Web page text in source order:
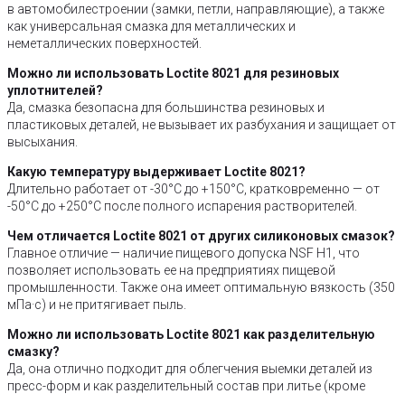
в автомобилестроении (замки, петли, направляющие), а также
как универсальная смазка для металлических и
неметаллических поверхностей.
Можно ли использовать Loctite 8021 для резиновых
уплотнителей?
Да, смазка безопасна для большинства резиновых и
пластиковых деталей, не вызывает их разбухания и защищает от
высыхания.
Какую температуру выдерживает Loctite 8021?
Длительно работает от -30°C до +150°C, кратковременно — от
-50°C до +250°C после полного испарения растворителей.
Чем отличается Loctite 8021 от других силиконовых смазок?
Главное отличие — наличие пищевого допуска NSF H1, что
позволяет использовать ее на предприятиях пищевой
промышленности. Также она имеет оптимальную вязкость (350
мПа·с) и не притягивает пыль.
Можно ли использовать Loctite 8021 как разделительную
смазку?
Да, она отлично подходит для облегчения выемки деталей из
пресс-форм и как разделительный состав при литье (кроме